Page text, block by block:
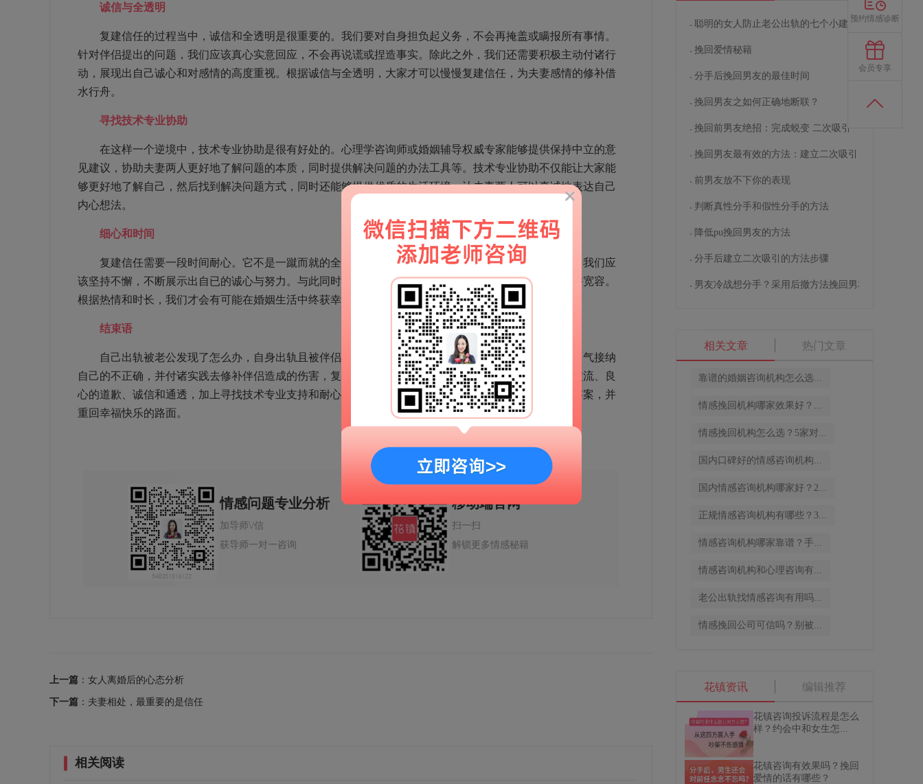
诚信与全透明
复建信任的过程当中，诚信和全透明是很重要的。我们要对自身担负起义务，不会再掩盖或瞒报所有事情。
针对伴侣提出的问题，我们应该真心实意回应，不会再说谎或捏造事实。除此之外，我们还需要积极主动付诸行
动，展现出自己诚心和对感情的高度重视。根据诚信与全透明，大家才可以慢慢复建信任，为夫妻感情的修补借
水行舟。
寻找技术专业协助
在这样一个逆境中，技术专业协助是很有好处的。心理学咨询师或婚姻辅导权威专家能够提供保持中立的意
见建议，协助夫妻两人更好地了解问题的本质，同时提供解决问题的办法工具等。技术专业协助不仅能让大家能
够更好地了解自己，然后找到解决问题方式，同时还能够提供优质的生活环境，让夫妻两人可以真诚地表达自己
内心想法。
细心和时间
复建信任需要一段时间耐心。它不是一蹴而就的全过程，而是要两人共同努力的回报。在这过程中，我们应
该坚持不懈，不断展示出自已的诚心与努力。与此同时，也需要了解伴侣可能还需要更长的时间来接受并宽容。
根据热情和时长，我们才会有可能在婚姻生活中终获幸福快乐长期稳定。
结束语
自己出轨被老公发现了怎么办，自身出轨且被伴侣发觉，是一种痛楚与挑战。但是，因为我们充满勇气接纳
自己的不正确，并付诸实践去修补伴侣造成的伤害，复建信任和修复婚姻是有可能的。根据真诚地沟通交流、良
心的道歉、诚信和通透，加上寻找技术专业支持和耐心地勤奋，大家预计在这一艰辛的过程当中寻找到答案，并
重回幸福快乐的路面。
情感问题专业分析
加导师\/信
获导师一对一咨询
移动端官网
扫一扫
解锁更多情感秘籍
上一篇 ：女人离婚后的心态分析
下一篇 ：夫妻相处，最重要的是信任
相关阅读
聪明的女人防止老公出轨的七个小建议
挽回爱情秘籍
分手后挽回男友的最佳时间
挽回男友之如何正确地断联？
挽回前男友绝招：完成蜕变 二次吸引
挽回男友最有效的方法：建立二次吸引
前男友放不下你的表现
判断真性分手和假性分手的方法
降低pu挽回男友的方法
分手后建立二次吸引的方法步骤
男友冷战想分手？采用后撤方法挽回男友
相关文章 热门文章
靠谱的婚姻咨询机构怎么选...
情感挽回机构哪家效果好？...
情感挽回机构怎么选？5家对...
国内口碑好的情感咨询机构...
国内情感咨询机构哪家好？2...
正规情感咨询机构有哪些？3...
情感咨询机构哪家靠谱？手...
情感咨询机构和心理咨询有...
老公出轨找情感咨询有用吗...
情感挽回公司可信吗？别被...
花镇资讯 编辑推荐
花镇咨询投诉流程是怎么
样？约会中和女生怎...
花镇咨询有效果吗？挽回
爱情的话有哪些？
预约情感诊断
会员专享